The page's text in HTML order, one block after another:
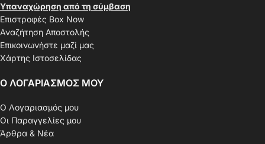
Υπαναχώρηση από τη σύμβαση
Επιστροφές Box Now
Αναζήτηση Αποστολής
Επικοινωνήστε μαζί μας
Χάρτης Ιστοσελίδας
Ο ΛΟΓΑΡΙΑΣΜΟΣ ΜΟΥ
Ο Λογαριασμός μου
Οι Παραγγελίες μου
Άρθρα & Νέα